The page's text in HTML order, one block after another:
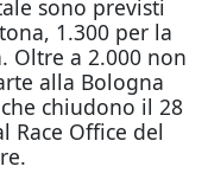
sono previsti
1.300 per la
Oltre a 2.000 non
alla Bologna
chiudono il 28
Race Office del